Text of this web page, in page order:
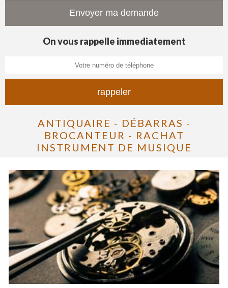
On vous rappelle immediatement
ANTIQUAIRE - DÉBARRAS -
BROCANTEUR - RACHAT
INSTRUMENT DE MUSIQUE